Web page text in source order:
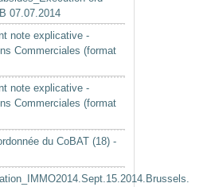
07.07.2014
note explicative -
Commerciales (format
note explicative -
Commerciales (format
du CoBAT (18) -